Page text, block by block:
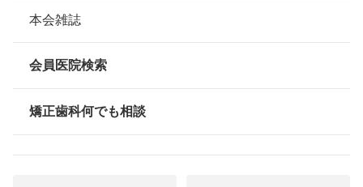
本会の歴史
情報公開
矯正歯科治療について
本会雑誌
会員医院検索
矯正歯科何でも相談
自宅近くの一般歯科